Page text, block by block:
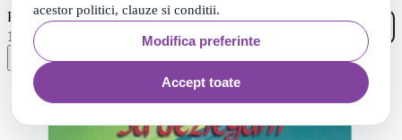
acestor politici, clauze si conditii.
Modifica preferinte
Accept toate
PRP: 15.86Lei
12
69Lei